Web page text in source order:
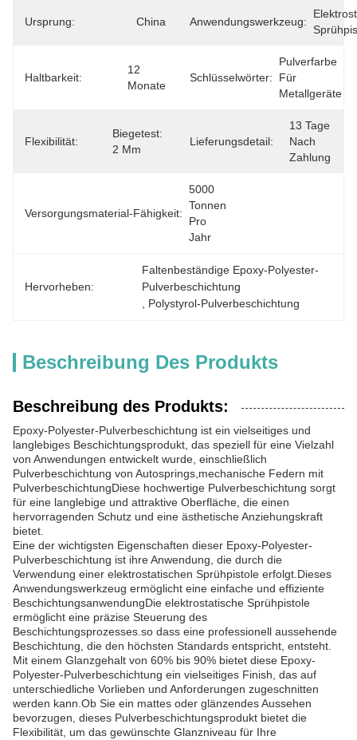
Ursprung: China Anwendungswerkzeug:
Haltbarkeit:
12
Monate
Schlüsselwörter:
Pulverfarbe
Für
Metallgeräte
Flexibilität:
Biegetest:
2 Mm
Lieferungsdetail:
13 Tage
Nach
Zahlung
Versorgungsmaterial-Fähigkeit:
5000
Tonnen
Pro
Jahr
Hervorheben:
Faltenbeständige Epoxy-Polyester-
Pulverbeschichtung
Polystyrol-Pulverbeschichtung
Beschreibung Des Produkts
Beschreibung des Produkts:
Epoxy-Polyester-Pulverbeschichtung ist ein vielseitiges und
langlebiges Beschichtungsprodukt, das speziell für eine Vielzahl
von Anwendungen entwickelt wurde, einschließlich
Pulverbeschichtung von Autosprings,mechanische Federn mit
PulverbeschichtungDiese hochwertige Pulverbeschichtung sorgt
für eine langlebige und attraktive Oberfläche, die einen
hervorragenden Schutz und eine ästhetische Anziehungskraft
bietet.
Eine der wichtigsten Eigenschaften dieser Epoxy-Polyester-
Pulverbeschichtung ist ihre Anwendung, die durch die
Verwendung einer elektrostatischen Sprühpistole erfolgt.Dieses
Anwendungswerkzeug ermöglicht eine einfache und effiziente
BeschichtungsanwendungDie elektrostatische Sprühpistole
ermöglicht eine präzise Steuerung des
Beschichtungsprozesses.so dass eine professionell aussehende
Beschichtung, die den höchsten Standards entspricht, entsteht.
Mit einem Glanzgehalt von 60% bis 90% bietet diese Epoxy-
Polyester-Pulverbeschichtung ein vielseitiges Finish, das auf
unterschiedliche Vorlieben und Anforderungen zugeschnitten
werden kann.Ob Sie ein mattes oder glänzendes Aussehen
bevorzugen, dieses Pulverbeschichtungsprodukt bietet die
Flexibilität, um das gewünschte Glanzniveau für Ihre